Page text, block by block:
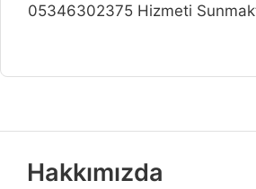
05346302375 Hizmeti
Hakkımızda